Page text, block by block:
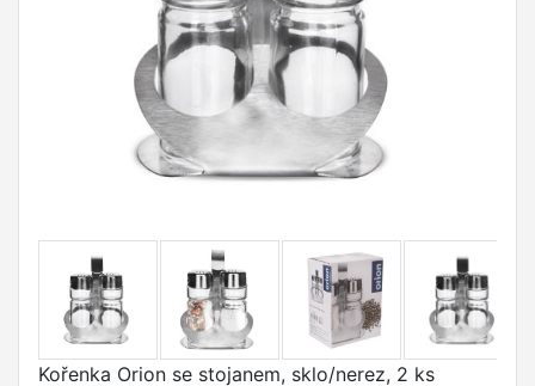
Kořenka Orion se stojanem, sklo/nerez, 2 ks